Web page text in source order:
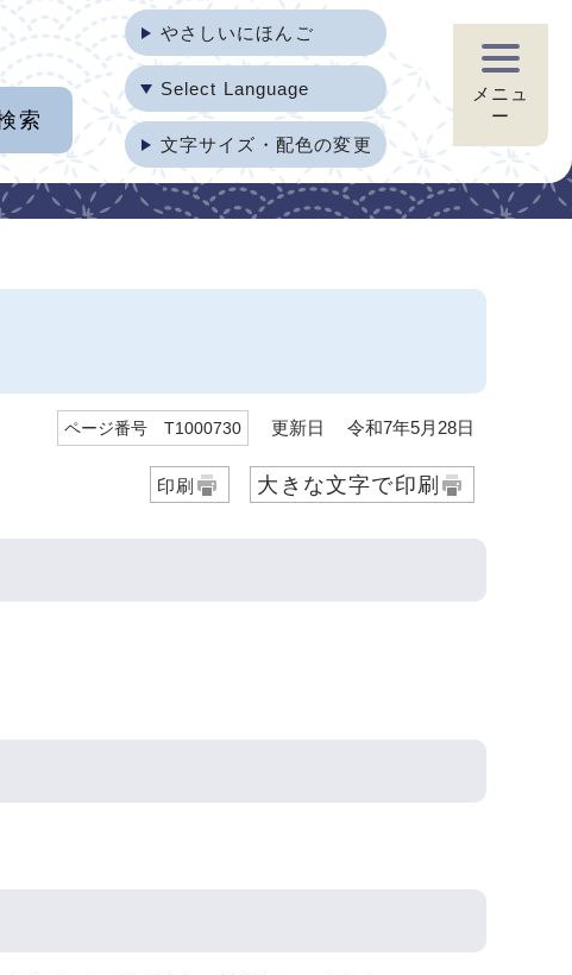
やさしいにほんご
Select Language
文字サイズ・配色の変更
メニュ
ー
ページ番号 T1000730 更新日 令和7年5月28日
印刷 大きな文字で印刷